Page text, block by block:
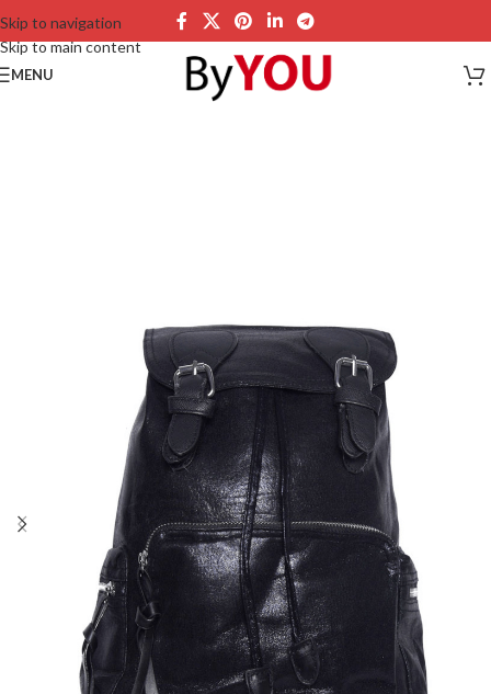
Skip to navigation
Skip to main content
MENU